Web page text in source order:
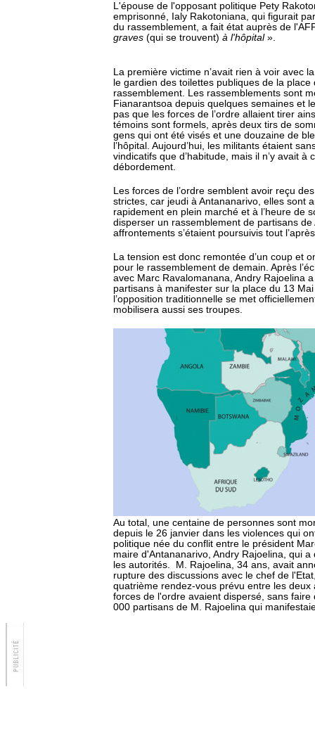
L'épouse de l'opposant politique Pety
emprisonné, Ialy Rakotoniana, qui figurait
du rassemblement, a fait état auprès de
graves (qui se trouvent) à l'hôpital».
La première victime n’avait rien à voir avec
le gardien des toilettes publiques de la place
rassemblement. Les rassemblements sont
Fianarantsoa depuis quelques semaines et
pas que les forces de l’ordre allaient tirer
témoins sont formels, après deux tirs de
gens qui ont été visés et une douzaine de
l’hôpital. Aujourd’hui, les militants étaient
vindicatifs que d’habitude, mais il n’y avait à
débordement.
Les forces de l’ordre semblent avoir reçu
strictes, car jeudi à Antananarivo, elles sont
rapidement en plein marché et à l’heure de
disperser un rassemblement de partisans de
affrontements s’étaient poursuivis tout
La tension est donc remontée d’un coup et
pour le rassemblement de demain. Après
avec Marc Ravalomanana, Andry Rajoelina
partisans à manifester sur la place du 13
l’opposition traditionnelle se met
mobilisera aussi ses troupes.
Au total, une centaine de personnes sont
depuis le 26 janvier dans les violences qui
politique née du conflit entre le président
maire d'Antananarivo, Andry Rajoelina, qui
les autorités. M. Rajoelina, 34 ans, avait
rupture des discussions avec le chef de
quatrième rendez-vous prévu entre les deux
forces de l'ordre avaient dispersé, sans faire
000 partisans de M. Rajoelina qui